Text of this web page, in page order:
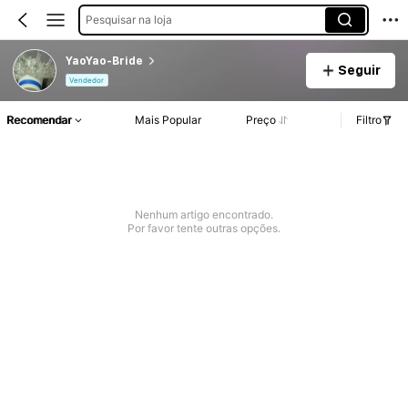
Pesquisar na loja
YaoYao-Bride
Vendedor
Seguir
Recomendar Mais Popular Preço Filtro
Nenhum artigo encontrado.
Por favor tente outras opções.